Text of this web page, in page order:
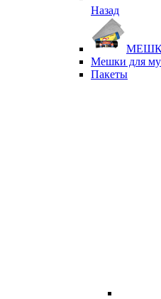
Назад
Мешки для
Пакеты